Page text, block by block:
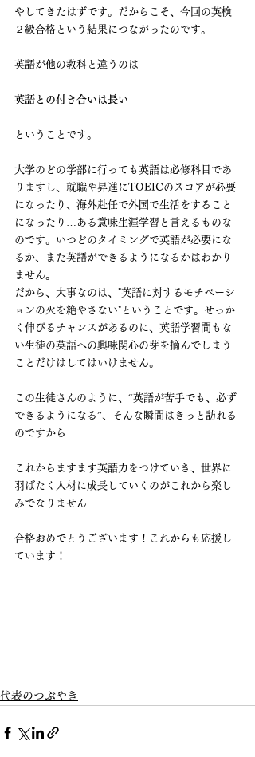
やしてきたはずです。だからこそ、今回の英検
２級合格という結果につながったのです。
英語が他の教科と違うのは
英語との付き合いは長い
ということです。
大学のどの学部に行っても英語は必修科目であ
りますし、就職や昇進にTOEICのスコアが必要
になったり、海外赴任で外国で生活をすること
になったり…ある意味生涯学習と言えるものな
のです。いつどのタイミングで英語が必要にな
るか、また英語ができるようになるかはわかり
ません。
だから、大事なのは、"英語に対するモチベーシ
ョンの火を絶やさない"ということです。せっか
く伸びるチャンスがあるのに、英語学習間もな
い生徒の英語への興味関心の芽を摘んでしまう
ことだけはしてはいけません。
この生徒さんのように、“英語が苦手でも、必ず
できるようになる”、そんな瞬間はきっと訪れる
のですから…
これからますます英語力をつけていき、世界に
羽ばたく人材に成長していくのがこれから楽し
みでなりません
合格おめでとうございます！これからも応援し
ています！
代表のつぶやき